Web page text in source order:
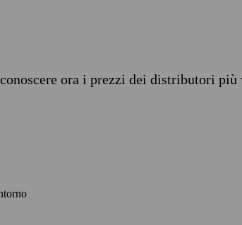
ora i prezzi dei distributori più